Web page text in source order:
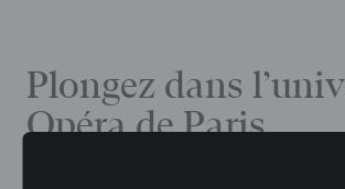
Plongez dans
Opéra de Paris